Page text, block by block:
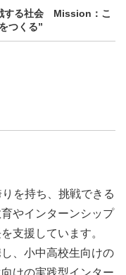
対等な“仲間”として
やろうと思ったの
を持ち、自分の意思
る人もテーマもバラ
ると藤本さんは言い
を外に探すのではな
する社会 Mission：こ
つくる”
を持ち、挑戦できる
やインターンシップ
支援しています。
、小中高校生向けの
けの実践型インター